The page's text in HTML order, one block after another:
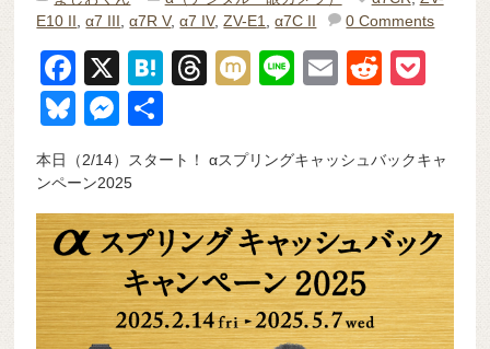
E10 II ,α7 III ,α7R V,α7 IV,ZV-E1 ,α7C II 0 Comments
F
a
c
e
b
o
o
k
X
H
n
a
T
a
d
s
M
Li
E
R
di
t
et
Bl
e
sk
y
M
ss
e
n
g
er
本日（2/14）スタート！ αスプリングキャッシュバックキャ
ンペーン2025